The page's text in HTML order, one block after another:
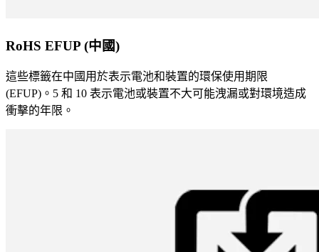
RoHS EFUP (中國)
這些標籤在中國用於表示電池和裝置的環保使用期限
(EFUP)。5 和 10 表示電池或裝置不大可能洩漏或對環境造成
衝擊的年限。